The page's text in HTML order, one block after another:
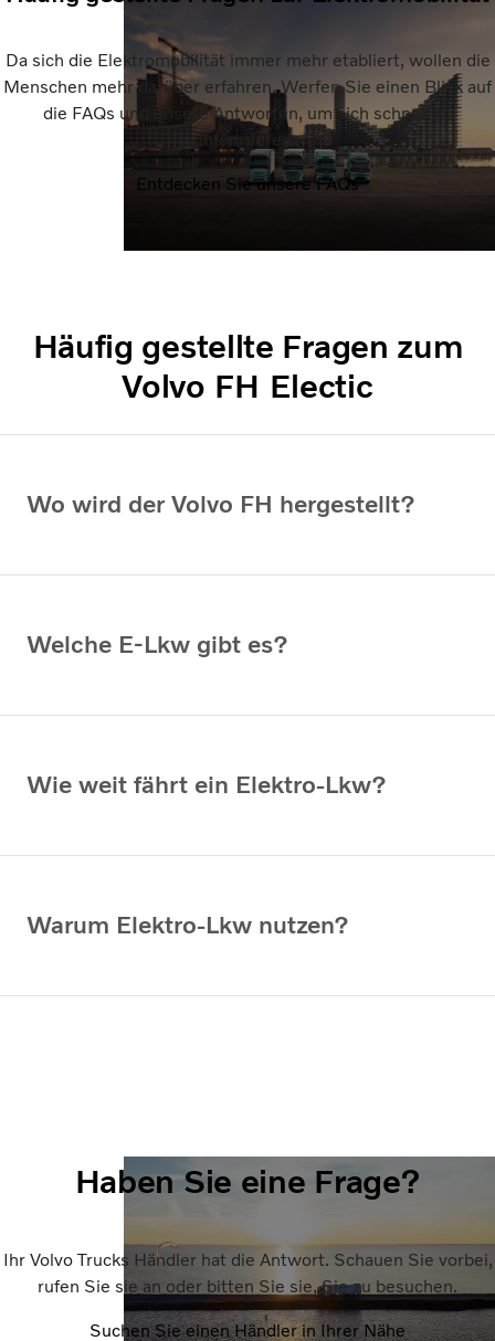
Da sich die Elektromobilität immer mehr etabliert, wollen die
Menschen mehr darüber erfahren. Werfen Sie einen Blick auf
die FAQs und unsere Antworten, um sich schnell zu
informieren.
Entdecken Sie unsere FAQs
Häufig gestellte Fragen zum
Volvo FH Electic
Wo wird der Volvo FH hergestellt?
Welche E-Lkw gibt es?
Wie weit fährt ein Elektro-Lkw?
Warum Elektro-Lkw nutzen?
Haben Sie eine Frage?
Ihr Volvo Trucks Händler hat die Antwort. Schauen Sie vorbei,
rufen Sie sie an oder bitten Sie sie, Sie zu besuchen.
Suchen Sie einen Händler in Ihrer Nähe